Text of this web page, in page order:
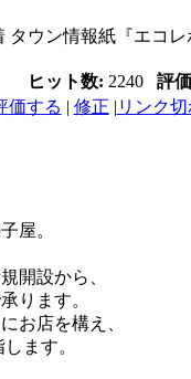
ウン情報紙『エコ
ヒット数: 2240
評価
価する | 修正 | リンク
屋。
開設から、
ります。
お店を構え、
ます。